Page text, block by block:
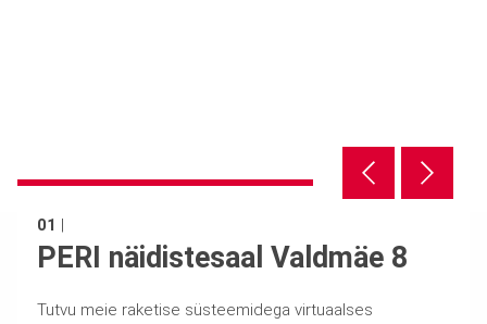
01 |
PERI näidistesaal Valdmäe 8
Tutvu meie raketise süsteemidega virtuaalses